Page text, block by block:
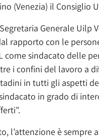
(Venezia) il Consiglio
Generale Uilp
rapporto con le
sindacato delle
i confini del lavoro a
in tutti gli aspetti
in grado di
l’attenzione è sempre